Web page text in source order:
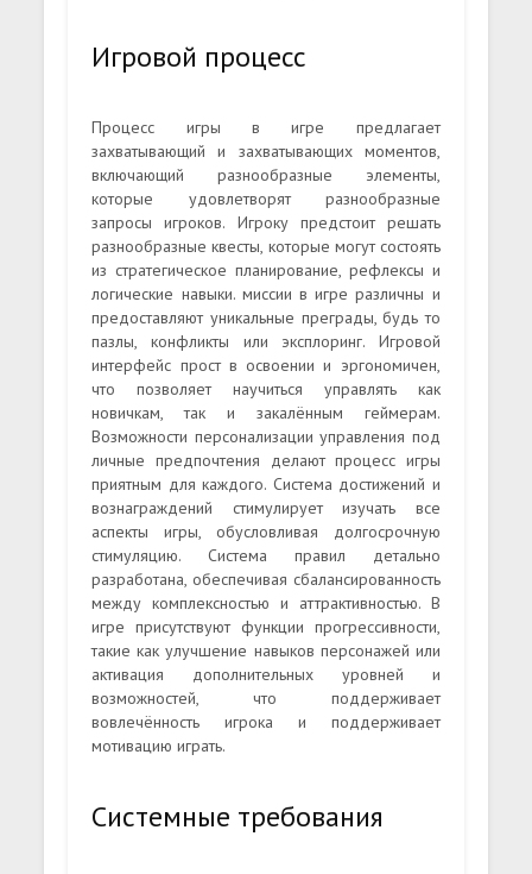
Игровой процесс
Процесс игры в игре предлагает
захватывающий и захватывающих моментов,
включающий разнообразные элементы,
которые удовлетворят разнообразные
запросы игроков. Игроку предстоит решать
разнообразные квесты, которые могут состоять
из стратегическое планирование, рефлексы и
логические навыки. миссии в игре различны и
предоставляют уникальные преграды, будь то
пазлы, конфликты или эксплоринг. Игровой
интерфейс прост в освоении и эргономичен,
что позволяет научиться управлять как
новичкам, так и закалённым геймерам.
Возможности персонализации управления под
личные предпочтения делают процесс игры
приятным для каждого. Система достижений и
вознаграждений стимулирует изучать все
аспекты игры, обусловливая долгосрочную
стимуляцию. Система правил детально
разработана, обеспечивая сбалансированность
между комплексностью и аттрактивностью. В
игре присутствуют функции прогрессивности,
такие как улучшение навыков персонажей или
активация дополнительных уровней и
возможностей, что поддерживает
вовлечённость игрока и поддерживает
мотивацию играть.
Системные требования